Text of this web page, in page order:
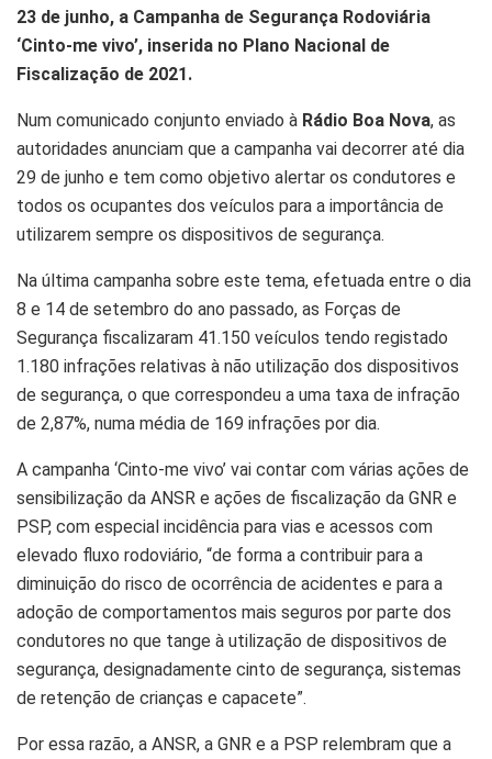
23 de junho, a Campanha de Segurança Rodoviária
‘Cinto-me vivo’, inserida no Plano Nacional de
Fiscalização de 2021.
Num comunicado conjunto enviado à Rádio Boa Nova, as
autoridades anunciam que a campanha vai decorrer até dia
29 de junho e tem como objetivo alertar os condutores e
todos os ocupantes dos veículos para a importância de
utilizarem sempre os dispositivos de segurança.
Na última campanha sobre este tema, efetuada entre o dia
8 e 14 de setembro do ano passado, as Forças de
Segurança fiscalizaram 41.150 veículos tendo registado
1.180 infrações relativas à não utilização dos dispositivos
de segurança, o que correspondeu a uma taxa de infração
de 2,87%, numa média de 169 infrações por dia.
A campanha ‘Cinto-me vivo’ vai contar com várias ações de
sensibilização da ANSR e ações de fiscalização da GNR e
PSP, com especial incidência para vias e acessos com
elevado fluxo rodoviário, “de forma a contribuir para a
diminuição do risco de ocorrência de acidentes e para a
adoção de comportamentos mais seguros por parte dos
condutores no que tange à utilização de dispositivos de
segurança, designadamente cinto de segurança, sistemas
de retenção de crianças e capacete”.
Por essa razão, a ANSR, a GNR e a PSP relembram que a